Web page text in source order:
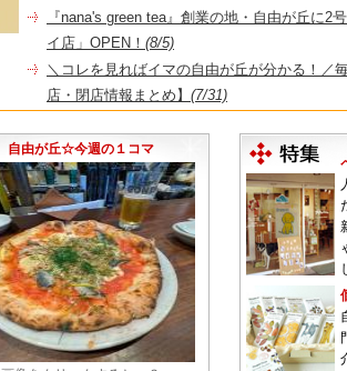
『nana's green tea』創業の地・自由が丘に2
イ店」OPEN！ (8/5)
＼コレを見ればイマの自由が丘が分かる！／
店・閉店情報まとめ】 (7/31)
永久パス配布も！
自由が丘☆今週の１コマ